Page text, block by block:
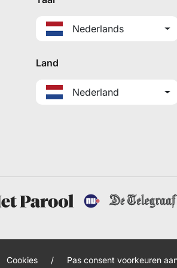
Nederlands
Land
Nederland
Cookies / Pas consent voorkeuren